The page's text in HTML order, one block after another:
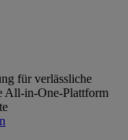
für verlässliche
All-in-One-Plattform